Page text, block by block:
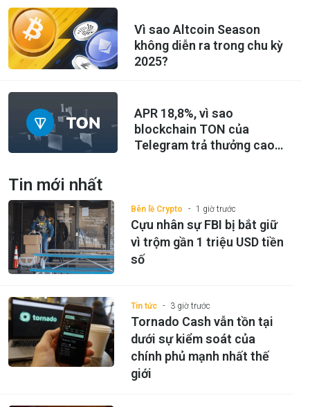
Vì sao Altcoin Season
không diễn ra trong chu kỳ
2025?
APR 18,8%, vì sao
blockchain TON của
Telegram trả thưởng cao
Tin mới nhất
Bên lề Crypto 1 giờ trước
Cựu nhân sự FBI bị bắt giữ
vì trộm gần 1 triệu USD tiền
số
Tin tức 3 giờ trước
Tornado Cash vẫn tồn tại
dưới sự kiểm soát của
chính phủ mạnh nhất thế
giới